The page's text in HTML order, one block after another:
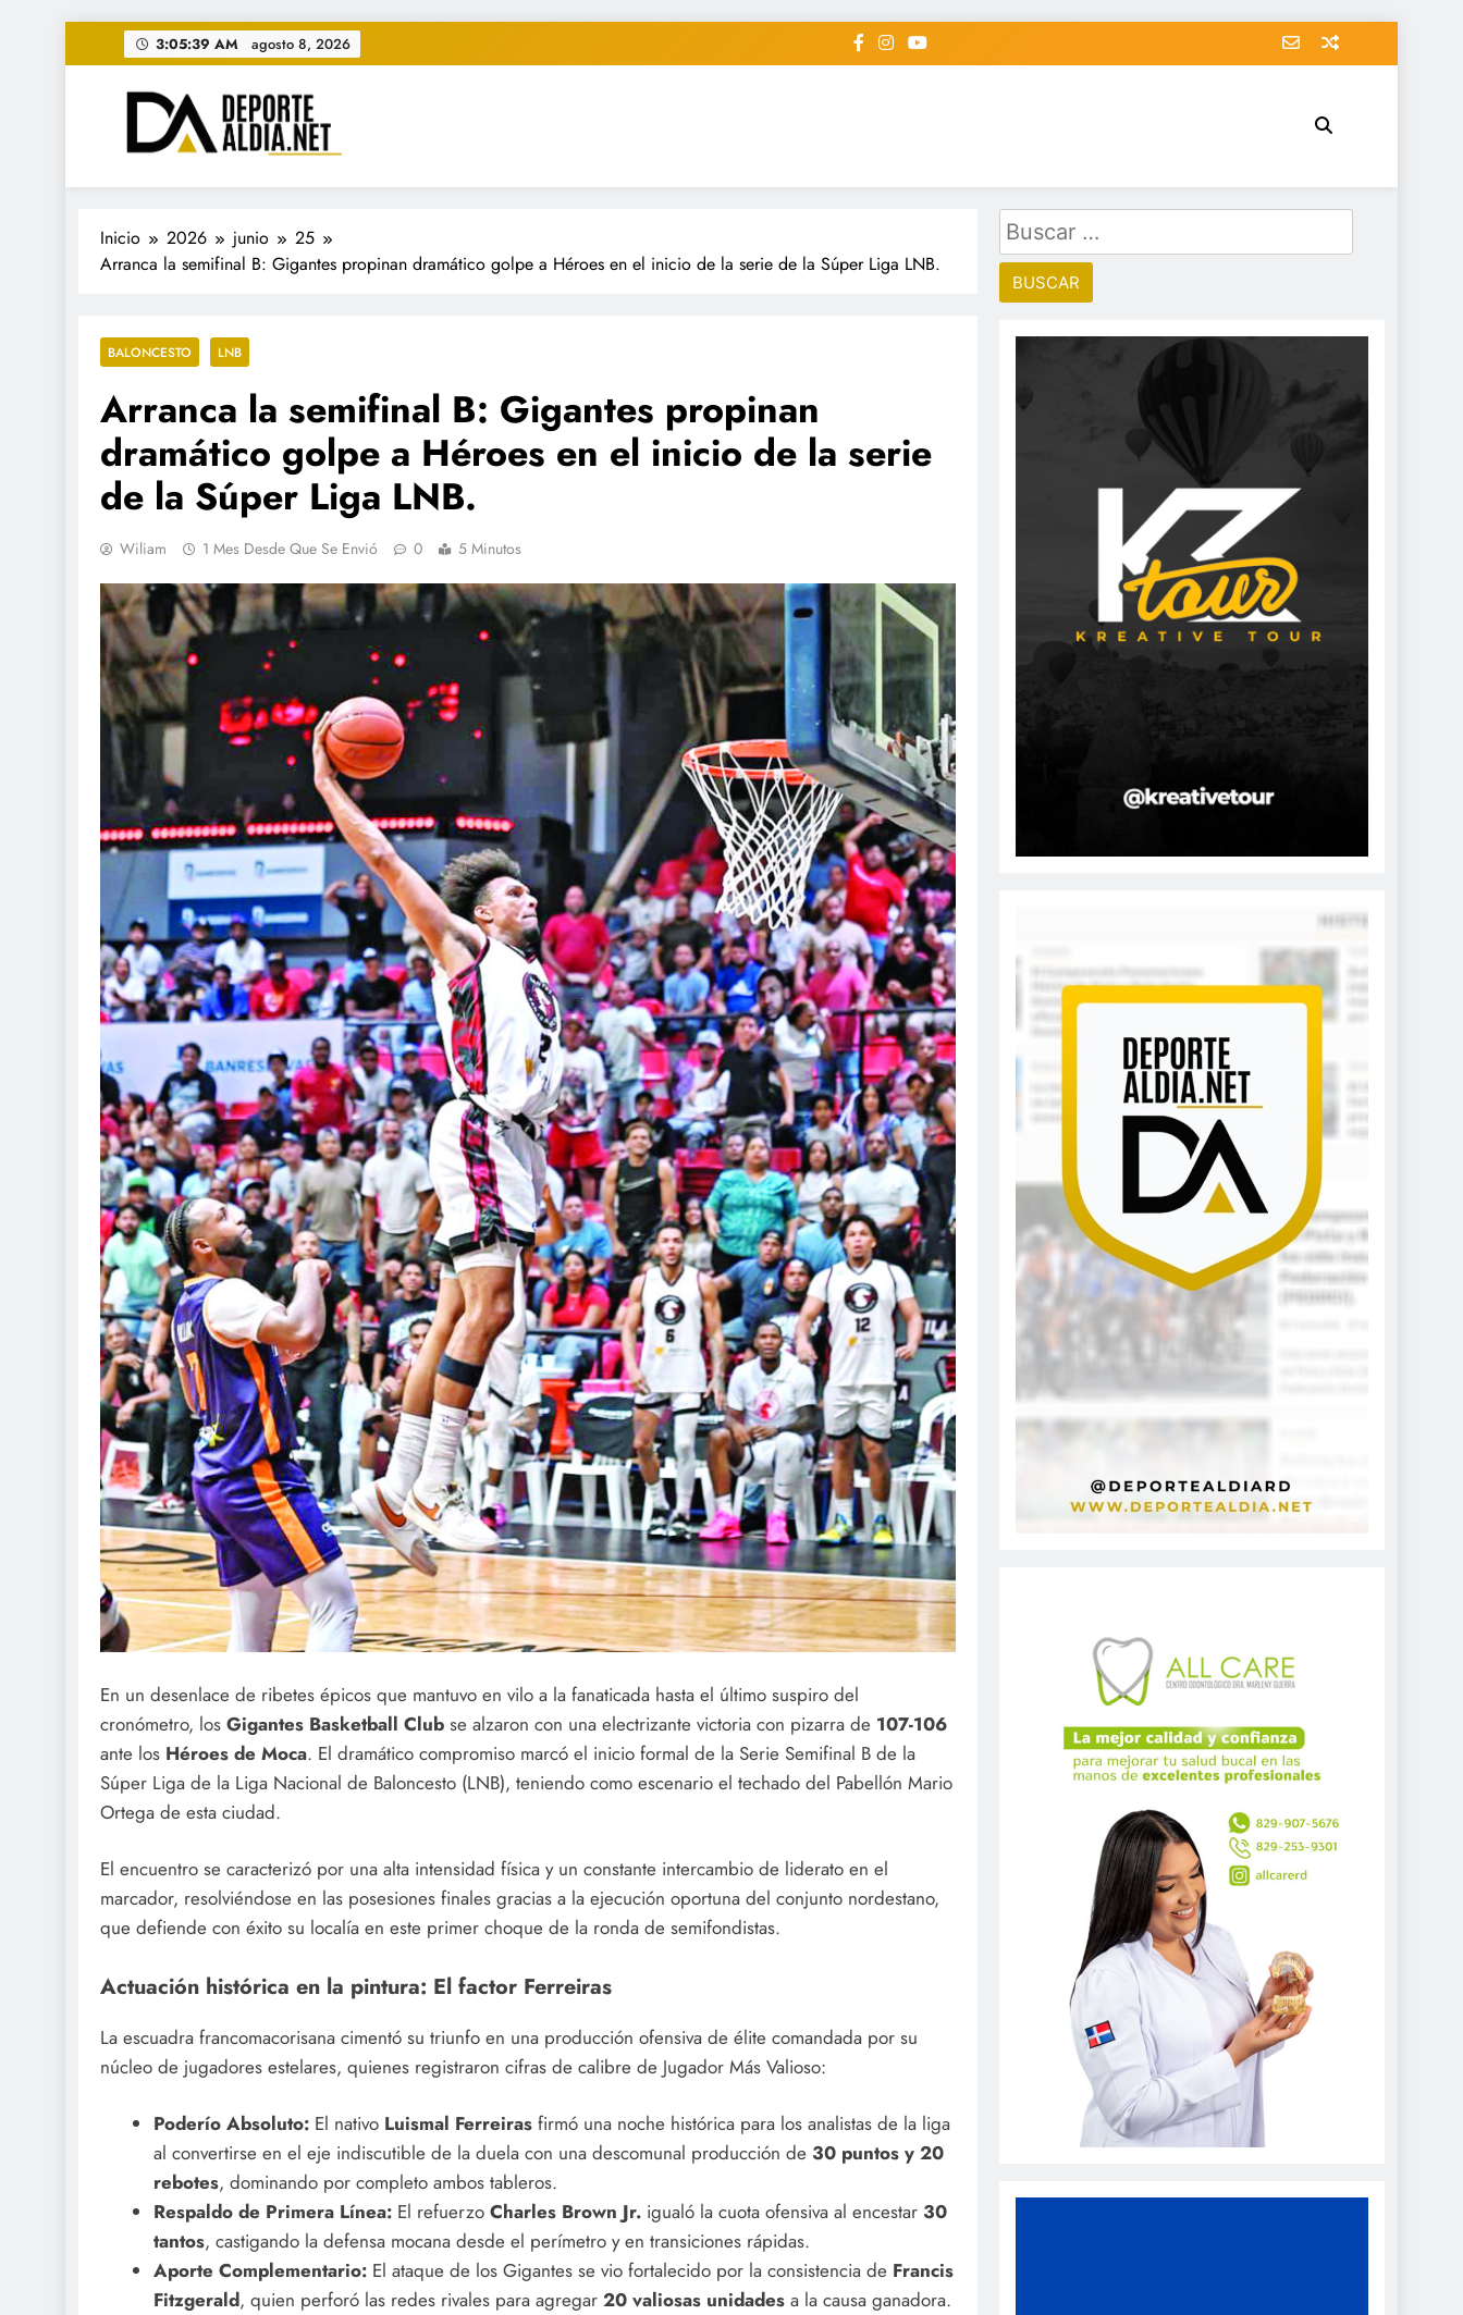
al
contenido
3:05:41 AM agosto 8, 2026
• DEPORTE AL DIA • "Periodico Deportivo Digital"
www.deportealdia.net #deportealdia #deportealdiard #deportealdiaperiodico
Inicio 2026 junio
25
Arranca la semifinal B: Gigantes propinan dramático golpe a Héroes en el inicio de la serie de la Súper Liga LNB.
BALONCESTO LNB
Arranca la semifinal B: Gigantes propinan
dramático golpe a Héroes en el inicio de la serie
de la Súper Liga LNB.
Wiliam 1 Mes Desde Que Se Envió 0 5 Minutos
En un desenlace de ribetes épicos que mantuvo en vilo a la fanaticada hasta el último suspiro del
cronómetro, los Gigantes Basketball Club se alzaron con una electrizante victoria con pizarra de 107-106
ante los Héroes de Moca. El dramático compromiso marcó el inicio formal de la Serie Semifinal B de la
Súper Liga de la Liga Nacional de Baloncesto (LNB), teniendo como escenario el techado del Pabellón Mario
Ortega de esta ciudad.
El encuentro se caracterizó por una alta intensidad física y un constante intercambio de liderato en el
marcador, resolviéndose en las posesiones finales gracias a la ejecución oportuna del conjunto nordestano,
que defiende con éxito su localía en este primer choque de la ronda de semifondistas.
Actuación histórica en la pintura: El factor Ferreiras
La escuadra francomacorisana cimentó su triunfo en una producción ofensiva de élite comandada por su
núcleo de jugadores estelares, quienes registraron cifras de calibre de Jugador Más Valioso:
Poderío Absoluto:El nativo Luismal Ferreirasfirmó una noche histórica para los analistas de la liga
al convertirse en el eje indiscutible de la duela con una descomunal producción de 30 puntos y 20
rebotes, dominando por completo ambos tableros.
Respaldo de Primera Línea:El refuerzo Charles Brown Jr.igualó la cuota ofensiva al encestar 30
tantos, castigando la defensa mocana desde el perímetro y en transiciones rápidas.
Aporte Complementario:El ataque de los Gigantes se vio fortalecido por la consistencia de Francis
Fitzgerald, quien perforó las redes rivales para agregar 20 valiosas unidadesa la causa ganadora.
Buscar: